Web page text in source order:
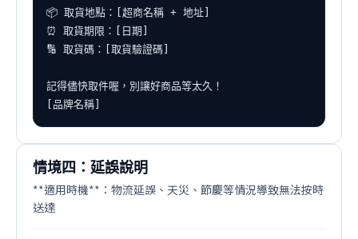
📦 取貨地點：[超商名稱 + 地址]
⏰ 取貨期限：[日期]
🔢 取貨碼：[取貨驗證碼]
記得儘快取件喔，別讓好商品等太久！
[品牌名稱]
情境四：延誤說明
**適用時機**：物流延誤、天災、節慶等情況導致無法按時
送達